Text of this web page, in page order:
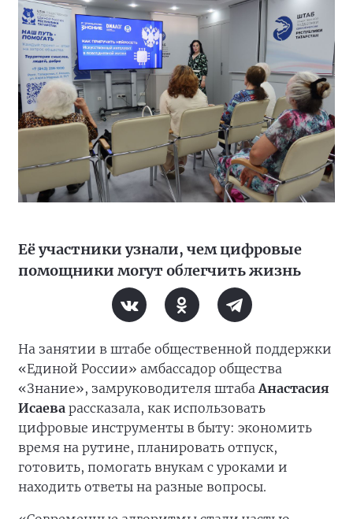
Её участники узнали, чем цифровые
помощники могут облегчить жизнь
На занятии в штабе общественной поддержки
«Единой России» амбассадор общества
«Знание», замруководителя штабаАнастасия
Исаева рассказала, как использовать
цифровые инструменты в быту: экономить
время на рутине, планировать отпуск,
готовить, помогать внукам с уроками и
находить ответы на разные вопросы.